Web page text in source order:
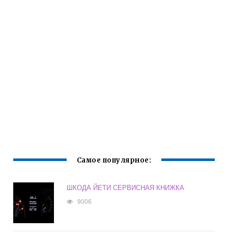
Самое популярное:
ШКОДА ЙЕТИ СЕРВИСНАЯ КНИЖКА
9006